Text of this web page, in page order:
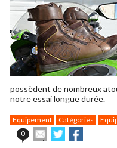
possèdent de nombreux
notre essai longue durée.
Equipement Catégories
0
Envoyer
cet
Partager
sur sur